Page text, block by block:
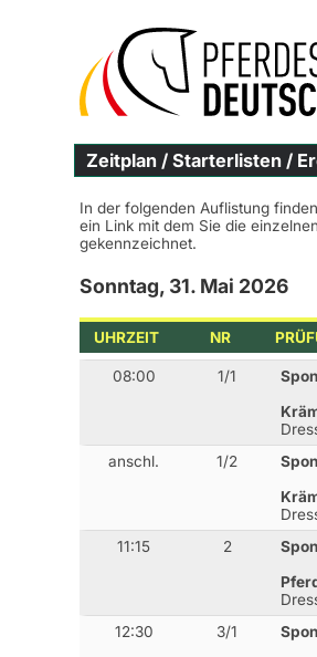
Zeitplan / Starterlisten /
In der folgenden Auflistung
ein Link mit dem Sie die
gekennzeichnet.
Sonntag, 31. Mai 2026
UHRZEIT NR
08:00 1/1
anschl. 1/2
11:15 2
12:30 3/1